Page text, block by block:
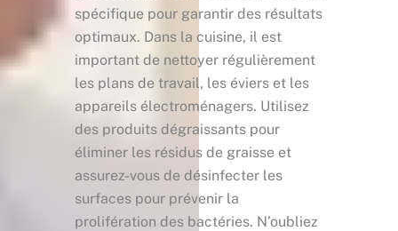
spécifique pour garantir des résultats
optimaux. Dans la cuisine, il est
important de nettoyer régulièrement
les plans de travail, les éviers et les
appareils électroménagers. Utilisez
des produits dégraissants pour
éliminer les résidus de graisse et
assurez-vous de désinfecter les
surfaces pour prévenir la
prolifération des bactéries. N’oubliez